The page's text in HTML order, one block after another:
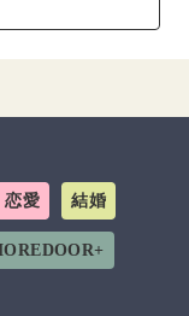
恋愛 結婚